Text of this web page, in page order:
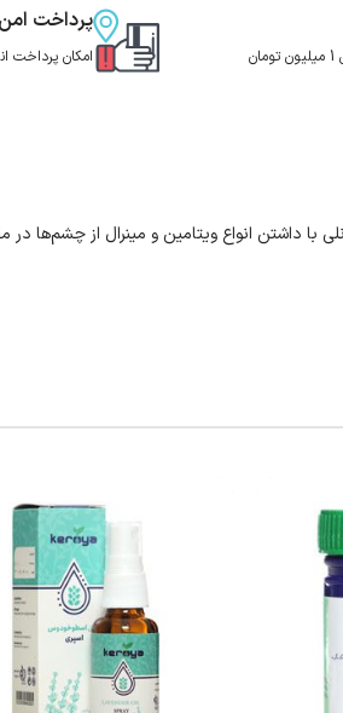
پرداخت امن
امکان پرداخت
با داشتن انواع ویتامین و مینرال از